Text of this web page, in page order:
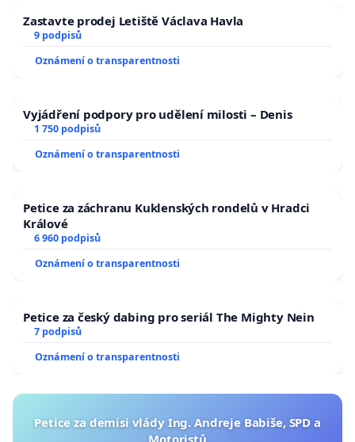
Zastavte prodej Letiště Václava Havla
9 podpisů
Oznámení o transparentnosti
Vyjádření podpory pro udělení milosti – Denis
1 750 podpisů
Oznámení o transparentnosti
Petice za záchranu Kuklenských rondelů v Hradci
Králové
6 960 podpisů
Oznámení o transparentnosti
Petice za český dabing pro seriál The Mighty Nein
7 podpisů
Oznámení o transparentnosti
Petice za demisi vlády Ing. Andreje Babiše, SPD a